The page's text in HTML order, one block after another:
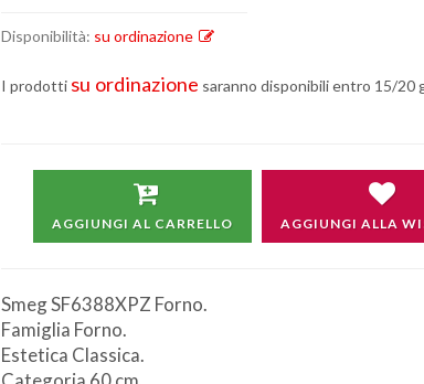
Disponibilità: su ordinazione
I prodotti su ordinazione saranno disponibili entro 15/20
AGGIUNGI AL CARRELLO AGGIUNGI ALLA
Smeg SF6388XPZ Forno.
Famiglia Forno.
Estetica Classica.